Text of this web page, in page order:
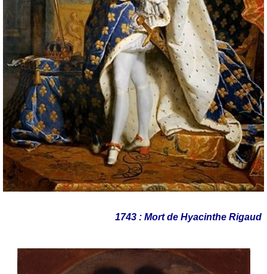
1743 : Mort de Hyacinthe Rigaud